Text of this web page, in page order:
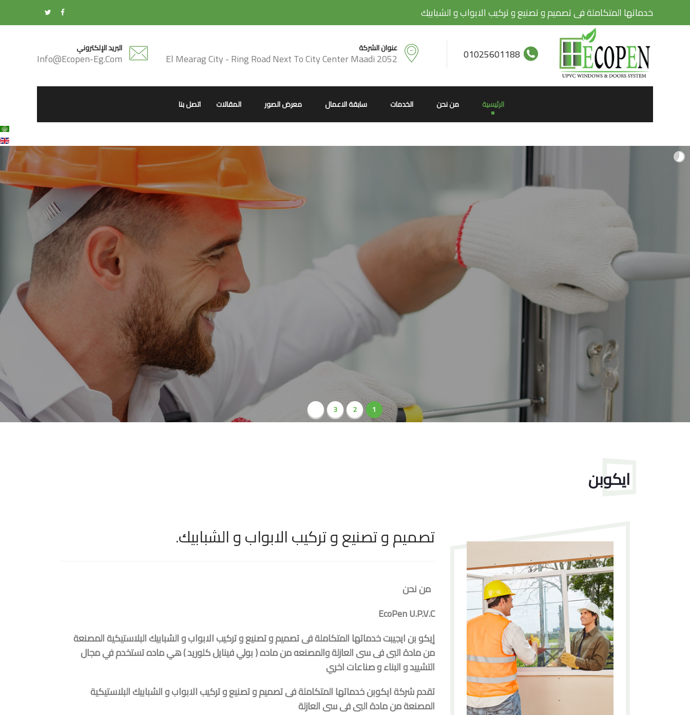
خدماتها المتكاملة فى تصميم و تصنيع و تركيب الابواب و الشبابيك
01025601188 عنوان الشركة
2052 El Mearag City - Ring Road Next To City Center Maadi
البريد الإلكتروني
Info@ecopen-Eg.com
الرئيسية من نحن الخدمات سابقة الاعمال معرض الصور المقالات اتصل بنا
1
2
3
ايكوبن
تصميم و تصنيع و تركيب الابواب و الشبابيك.
من نحن
EcoPen U.P.V.C
إيكو بن ايجيبت خدماتها المتكاملة فى تصميم و تصنيع و تركيب الابواب و الشبابيك البلاستيكية المصنعة
من مادة البى فى سى العازلة والمصنعه من ماده ( بولي فينايل كلوريد ) هي ماده تستخدم في مجال
التشييد و البناء و صناعات اخري
تقدم شركة ايكوبن خدماتها المتكاملة فى تصميم و تصنيع و تركيب الابواب و الشبابيك البلاستيكية
المصنعة من مادة البى فى سى العازلة